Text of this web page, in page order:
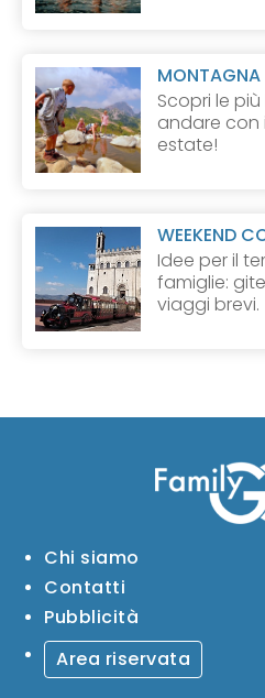
MONTAGNA
Scopri le
andare con
estate!
WEEKEND
Idee per il
famiglie:
viaggi brevi.
Chi siamo
Contatti
Pubblicità
Area riservata